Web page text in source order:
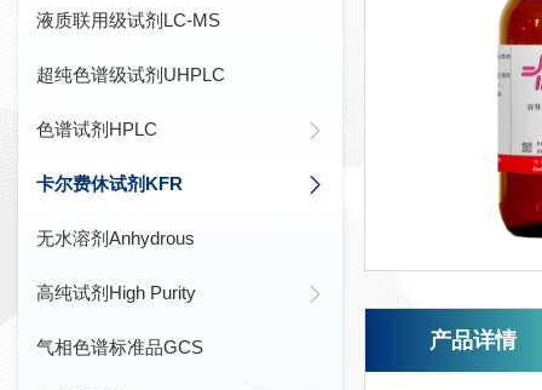
液质联用级试剂LC-MS
超纯色谱级试剂UHPLC
色谱试剂HPLC
卡尔费休试剂KFR
无水溶剂Anhydrous
高纯试剂High Purity
气相色谱标准品GCS 产品详情